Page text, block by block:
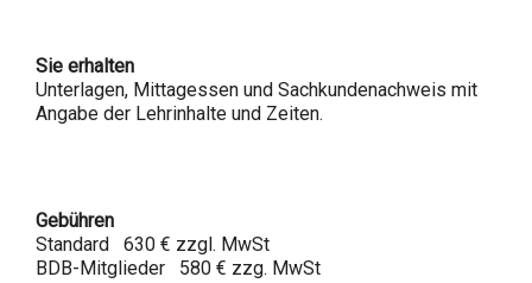
Sie erhalten
Unterlagen, Mittagessen und Sachkundenachweis mit
Angabe der Lehrinhalte und Zeiten.
Gebühren
Standard 630 € zzgl. MwSt
BDB-Mitglieder 580 € zzg. MwSt